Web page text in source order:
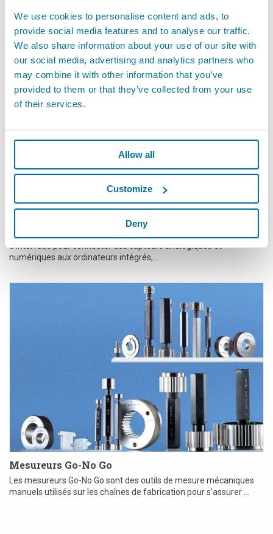
We use cookies to personalise content and ads, to
provide social media features and to analyse our traffic.
We also share information about your use of our site with
our social media, advertising and analytics partners who
may combine it with other information that you’ve
provided to them or that they’ve collected from your use
of their services.
Allow all
Customize
Deny
Convertisseurs de signal et unités d'interface pour
Les systèmes d'acquisition de données sont des boîtiers
d'interface pour connecter des capteurs analogiques et
numériques aux ordinateurs intégrés,...
Mesureurs Go-No Go
Les mesureurs Go-No Go sont des outils de mesure mécaniques
manuels utilisés sur les chaînes de fabrication pour s'assurer ...